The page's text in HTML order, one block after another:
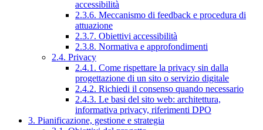
accessibilità
2.3.6. Meccanismo di feedback e procedura di
attuazione
2.3.7. Obiettivi accessibilità
2.3.8. Normativa e approfondimenti
2.4. Privacy
2.4.1. Come rispettare la privacy sin dalla
progettazione di un sito o servizio digitale
2.4.2. Richiedi il consenso quando necessario
2.4.3. Le basi del sito web: architettura,
informativa privacy, riferimenti DPO
3. Pianificazione, gestione e strategia